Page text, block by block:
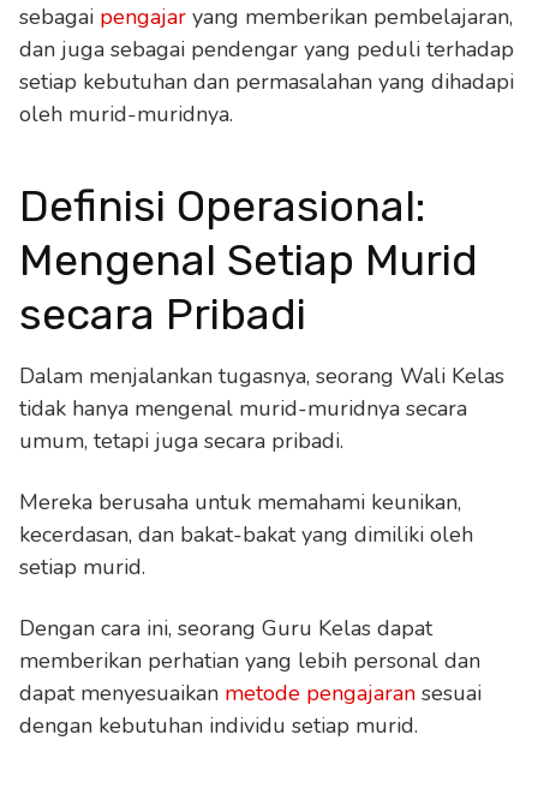
sebagai pengajar yang memberikan pembelajaran,
dan juga sebagai pendengar yang peduli terhadap
setiap kebutuhan dan permasalahan yang dihadapi
oleh murid-muridnya.
Definisi Operasional:
Mengenal Setiap Murid
secara Pribadi
Dalam menjalankan tugasnya, seorang Wali Kelas
tidak hanya mengenal murid-muridnya secara
umum, tetapi juga secara pribadi.
Mereka berusaha untuk memahami keunikan,
kecerdasan, dan bakat-bakat yang dimiliki oleh
setiap murid.
Dengan cara ini, seorang Guru Kelas dapat
memberikan perhatian yang lebih personal dan
dapat menyesuaikan metode pengajaran sesuai
dengan kebutuhan individu setiap murid.